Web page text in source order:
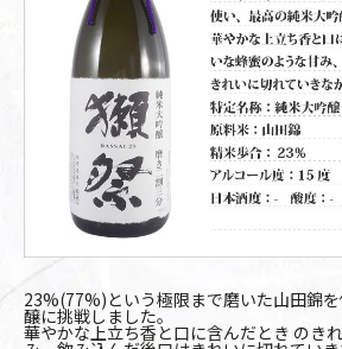
23%(77%)という極限まで磨いた山田錦
醸に挑戦しました。
華やかな上立ち香と口に含んだとき のき